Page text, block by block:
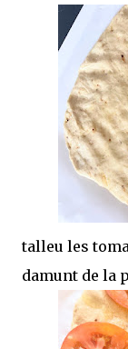
talleu les
damunt de la